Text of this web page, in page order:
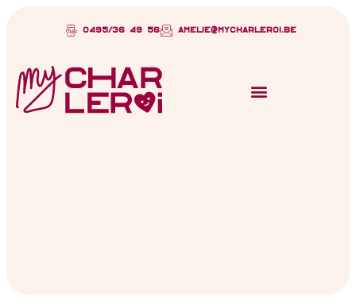
0495/36 49 56 amelie@mycharleroi.be